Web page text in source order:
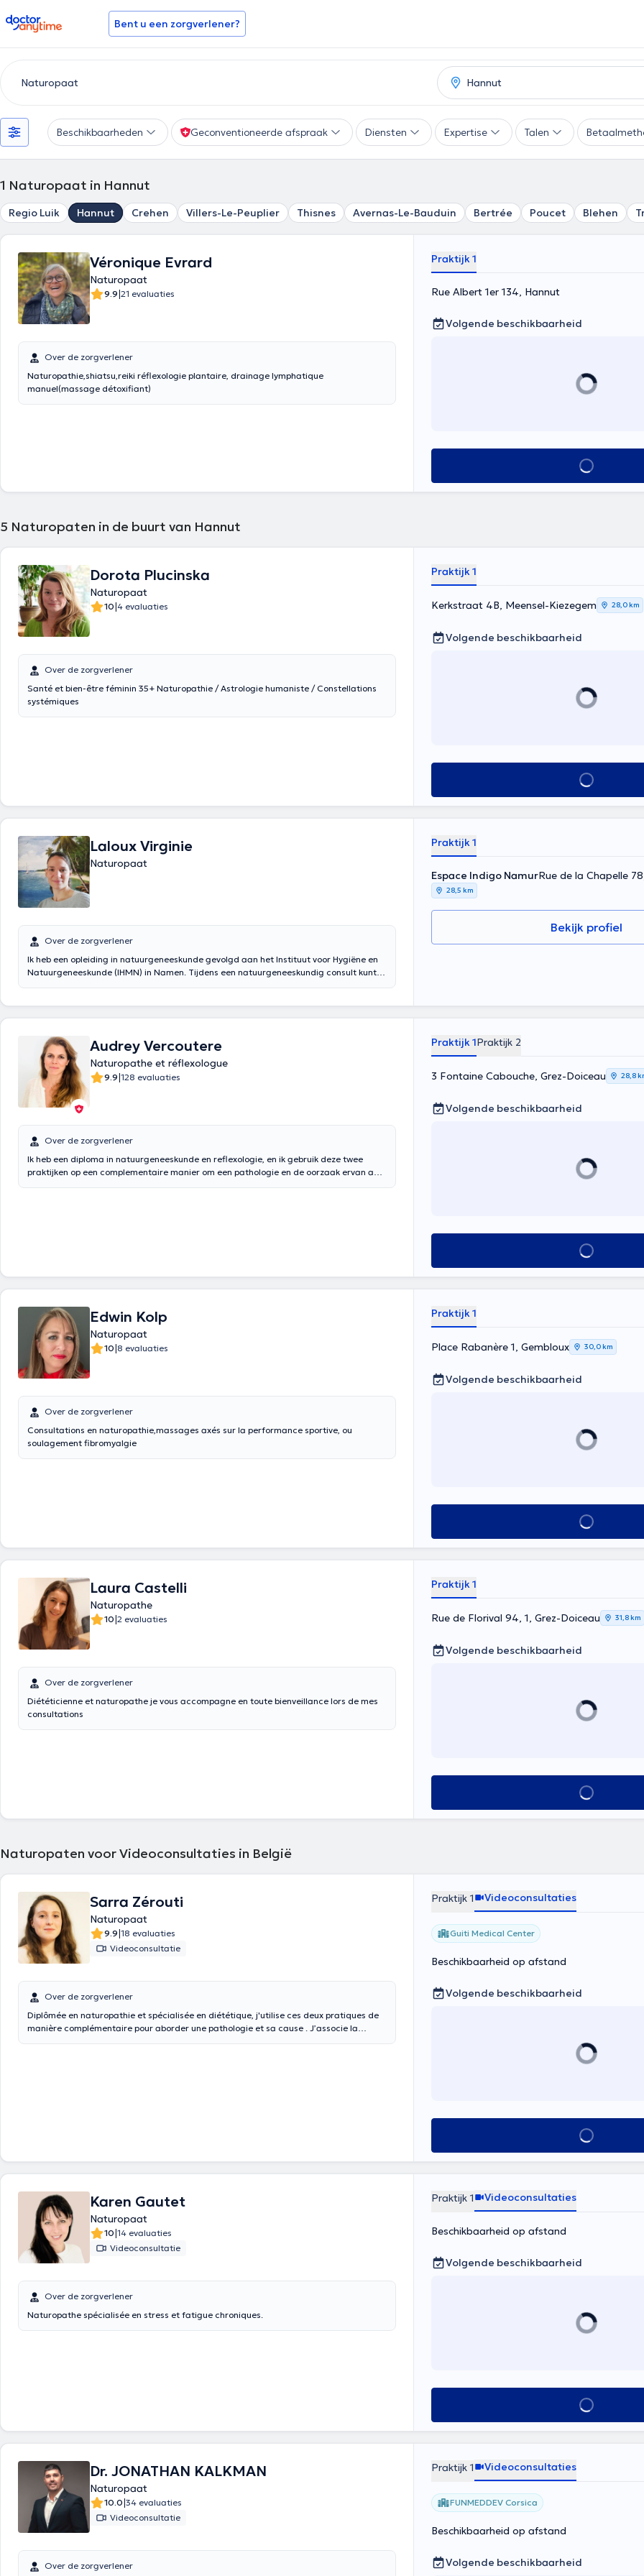
doctoranytime Bent u een zorgverlener?
Beschikbaarheden Geconventioneerde afspraak Diensten Expertise Talen
1 Naturopaat in Hannut
Regio Luik Hannut Crehen Villers-Le-Peuplier Thisnes Avernas-Le-Bauduin Bertrée Poucet Blehen
Véronique Evrard
Naturopaat
9.9|21 evaluaties
Over de zorgverlener
Naturopathie,shiatsu,reiki réflexologie plantaire, drainage lymphatique
manuel(massage détoxifiant)
Praktijk 1
Rue Albert 1er 134, Hannut
Volgende beschikbaarheid
Alles zien
5 Naturopaten in de buurt van Hannut
Dorota Plucinska
Naturopaat
10|4 evaluaties
Over de zorgverlener
Santé et bien-être féminin 35+ Naturopathie / Astrologie humaniste / Constellations
systémiques
Praktijk 1
Kerkstraat 4B, Meensel-Kiezegem 28,0 km
Volgende beschikbaarheid
Alles zien
Laloux Virginie
Naturopaat
Over de zorgverlener
Ik heb een opleiding in natuurgeneeskunde gevolgd aan het Instituut voor Hygiëne en
Natuurgeneeskunde (IHMN) in Namen. Tijdens een natuurgeneeskundig consult kunt u
is een holistische alternatieve geneeskunde, wat betekent dat zij rekening houdt met
het lichaam in zijn geheel. Inderdaad, gezondheid wordt bereikt door intellectueel,
fysiek, psychologisch, emotioneel en energetisch evenwicht... In dit perspectief bied ik
ook craniale reflexologie en harmoniserende massage aan. Ik kan u ontvangen op
consultatie in WATERLOO: maandag van 17u tot 20u - woensdag van 10u tot 20u.
Evenals in NAMUR: donderdag en vrijdag van 12.30 tot 20.00 uur. Afspraken kunnen
worden gemaakt per telefoon op 0493/ 84 07 05 of per e-mail:
Praktijk 1
Espace Indigo NamurRue de la Chapelle
28,5 km
Bekijk profiel
Audrey Vercoutere
Naturopathe et réflexologue
9.9|128 evaluaties
Over de zorgverlener
Ik heb een diploma in natuurgeneeskunde en reflexologie, en ik gebruik deze twee
praktijken op een complementaire manier om een pathologie en de oorzaak ervan aan
Praktijk 1Praktijk 2
3 Fontaine Cabouche, Grez-Doiceau 28,8
Volgende beschikbaarheid
Alles zien
Edwin Kolp
Naturopaat
10|8 evaluaties
Over de zorgverlener
Consultations en naturopathie,massages axés sur la performance sportive, ou
soulagement fibromyalgie
Praktijk 1
Place Rabanère 1, Gembloux 30,0 km
Volgende beschikbaarheid
Alles zien
Laura Castelli
Naturopathe
10|2 evaluaties
Over de zorgverlener
Diététicienne et naturopathe je vous accompagne en toute bienveillance lors de mes
consultations
Praktijk 1
Rue de Florival 94, 1, Grez-Doiceau 31,8 km
Volgende beschikbaarheid
Alles zien
Naturopaten voor Videoconsultaties in België
Sarra Zérouti
Naturopaat
9.9|18 evaluaties
Videoconsultatie
Over de zorgverlener
Diplômée en naturopathie et spécialisée en diététique, j'utilise ces deux pratiques de
manière complémentaire pour aborder une pathologie et sa cause . J’associe la
Praktijk 1 Videoconsultaties
Guiti Medical Center
Beschikbaarheid op afstand
Volgende beschikbaarheid
Alles zien
Karen Gautet
Naturopaat
10|14 evaluaties
Videoconsultatie
Over de zorgverlener
Praktijk 1 Videoconsultaties
Beschikbaarheid op afstand
Volgende beschikbaarheid
Alles zien
Dr. JONATHAN KALKMAN
Naturopaat
10.0|34 evaluaties
Videoconsultatie
Over de zorgverlener
Praktijk 1 Videoconsultaties
FUNMEDDEV Corsica
Beschikbaarheid op afstand
Volgende beschikbaarheid